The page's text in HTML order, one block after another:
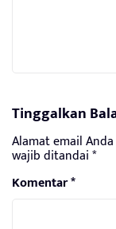
Tinggalkan
Alamat email
wajib ditandai*
Komentar*